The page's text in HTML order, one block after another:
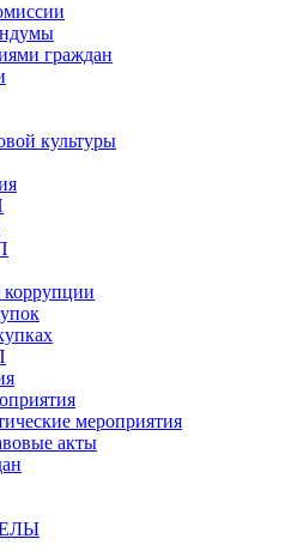
граждан
культуры
коррупции
мероприятия
акты